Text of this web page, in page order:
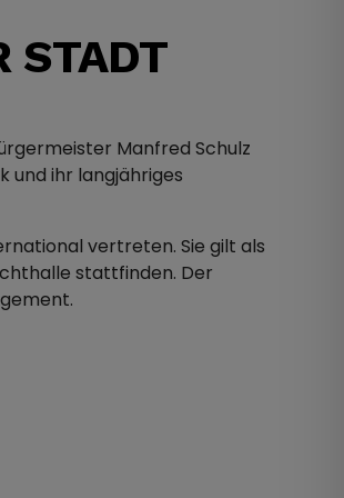
STADT
Manfred Schulz
und ihr langjähriges
vertreten. Sie gilt als
stattfinden. Der